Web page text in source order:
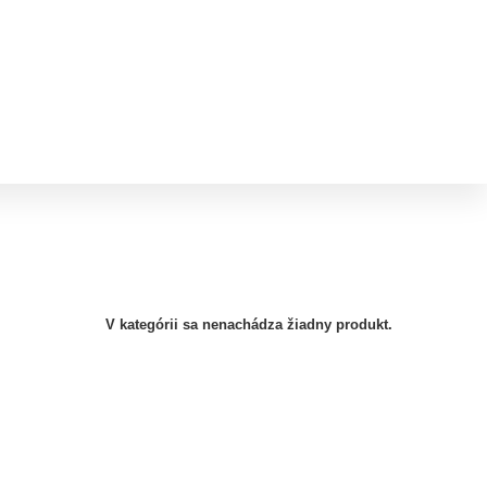
V kategórii sa nenachádza žiadny produkt.